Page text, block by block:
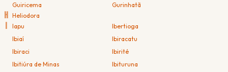
Guiricema
Gurinhatã
H Heliodora
Iapu
Ibertioga
Ibiaí
Ibiracatu
Ibiraci
Ibirité
Ibitiúra de Minas
Ibituruna